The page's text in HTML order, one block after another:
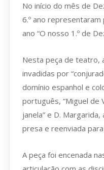
No início do mês de
6.º ano representaram
ano “O nosso 1.º de
Nesta peça de teatro,
invadidas por
domínio espanhol e
português, “Miguel de
janela” e D.
presa e reenviada para
A peça foi encenada